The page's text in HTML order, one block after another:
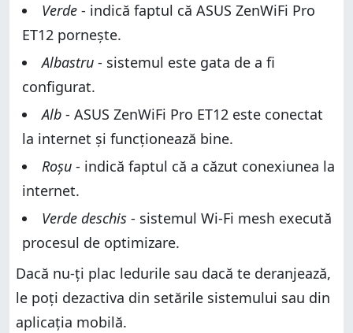
Verde - indică faptul că ASUS ZenWiFi Pro
ET12 pornește.
Albastru - sistemul este gata de a fi
configurat.
Alb - ASUS ZenWiFi Pro ET12 este conectat
la internet și funcționează bine.
Roșu - indică faptul că a căzut conexiunea la
internet.
Verde deschis - sistemul Wi-Fi mesh execută
procesul de optimizare.
Dacă nu-ți plac ledurile sau dacă te deranjează,
le poți dezactiva din setările sistemului sau din
aplicația mobilă.